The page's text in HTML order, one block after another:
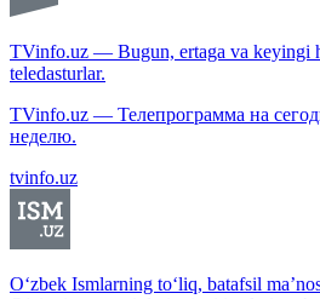
TVinfo.uz — Bugun, ertaga va keyingi
teledasturlar.
TVinfo.uz — Телепрограмма на
неделю.
tvinfo.uz
O‘zbek Ismlarning to‘liq, batafsil